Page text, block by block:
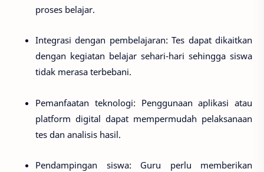
proses belajar.
Integrasi dengan pembelajaran: Tes dapat dikaitkan
dengan kegiatan belajar sehari-hari sehingga siswa
tidak merasa terbebani.
Pemanfaatan teknologi: Penggunaan aplikasi atau
platform digital dapat mempermudah pelaksanaan
tes dan analisis hasil.
Pendampingan siswa: Guru perlu memberikan